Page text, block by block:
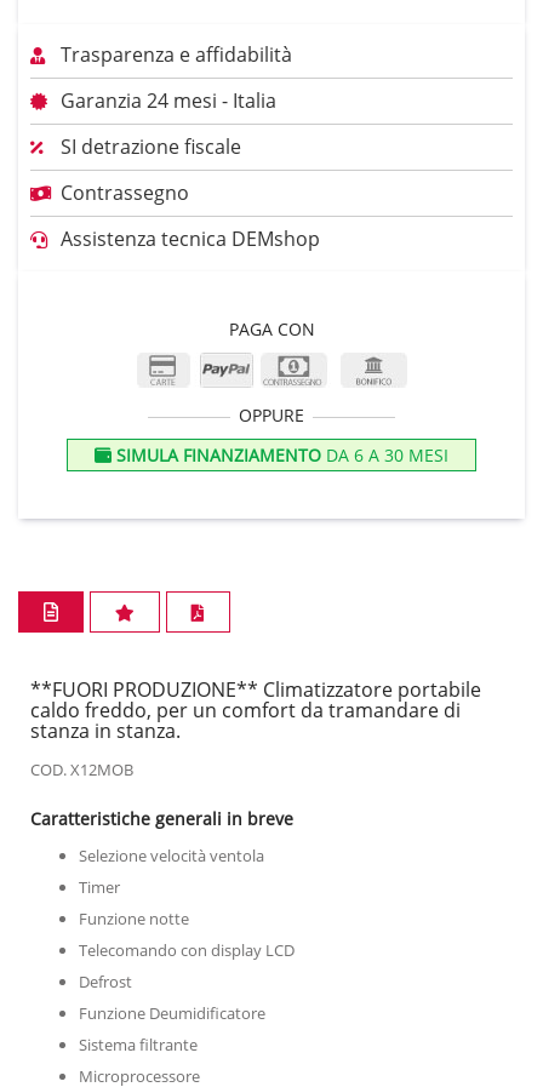
Trasparenza e affidabilità
Garanzia 24 mesi - Italia
SI detrazione fiscale
Contrassegno
Assistenza tecnica DEMshop
PAGA CON
OPPURE
SIMULA FINANZIAMENTO DA 6 A 30 MESI
**FUORI PRODUZIONE** Climatizzatore portabile
caldo freddo, per un comfort da tramandare di
stanza in stanza.
COD. X12MOB
Caratteristiche generali in breve
Selezione velocità ventola
Timer
Funzione notte
Telecomando con display LCD
Defrost
Funzione Deumidificatore
Sistema filtrante
Microprocessore